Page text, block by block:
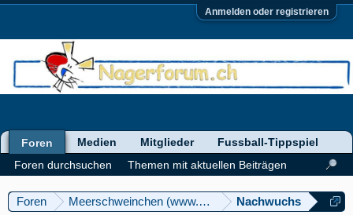
Anmelden oder registrieren
Foren Meerschweinchen (www.meerschweinforum.ch)
Nachwuchs
Foren
Foren durchsuchen
Themen mit aktuellen Beiträgen
Medien Mitglieder Fussball-Tippspiel